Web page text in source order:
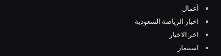
أعمال
اخبار الرياضة السعودية
اخر الاخبار
استثمار